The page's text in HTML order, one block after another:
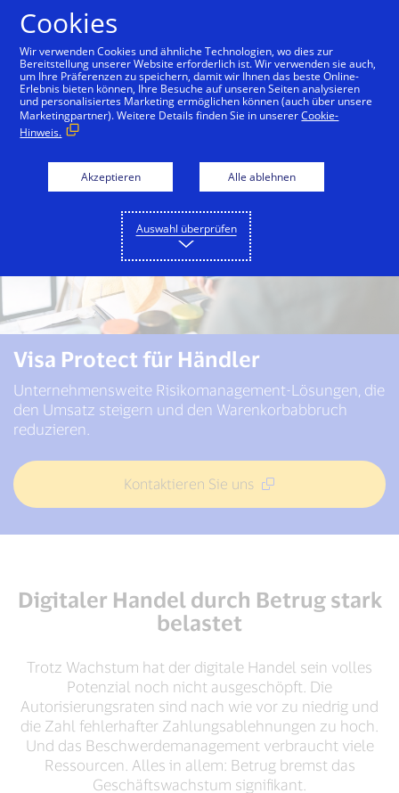
Visa Protect Banken Händler
Visa Protect für Händler
Unternehmensweite Risikomanagement-Lösungen, die
den Umsatz steigern und den Warenkorbabbruch
reduzieren.
Kontaktieren Sie uns
Digitaler Handel durch Betrug stark
belastet
Trotz Wachstum hat der digitale Handel sein volles
Potenzial noch nicht ausgeschöpft. Die
Autorisierungsraten sind nach wie vor zu niedrig und
die Zahl fehlerhafter Zahlungsablehnungen zu hoch.
Und das Beschwerdemanagement verbraucht viele
Ressourcen. Alles in allem: Betrug bremst das
Geschäftswachstum signifikant.
Cookies
Wir verwenden Cookies und ähnliche Technologien, wo dies zur
Bereitstellung unserer Website erforderlich ist. Wir verwenden sie auch,
um Ihre Präferenzen zu speichern, damit wir Ihnen das beste Online-
Erlebnis bieten können, Ihre Besuche auf unseren Seiten analysieren
und personalisiertes Marketing ermöglichen können (auch über unsere
Marketingpartner). Weitere Details finden Sie in unsererCookie-
Hinweis.
Akzeptieren Alle ablehnen
Auswahl überprüfen